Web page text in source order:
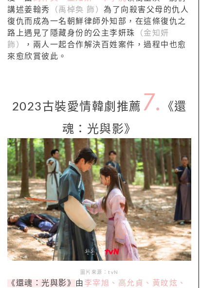
講述姜翰秀 （禹棹奐 飾） 為了向殺害父母的仇人
復仇而成為一名朝鮮律師外知部，在這條復仇之
路上遇見了隱藏身份的公主李妍珠 （金知妍
飾）
，兩人一起合作解決百姓案件，過程中也愈
來愈欣賞彼此。
2023古裝愛情韓劇推薦 7.
《還
魂：光與影》
圖片來源：tvN
《還魂：光與影》 由 李宰旭、高允貞、黃旼炫、